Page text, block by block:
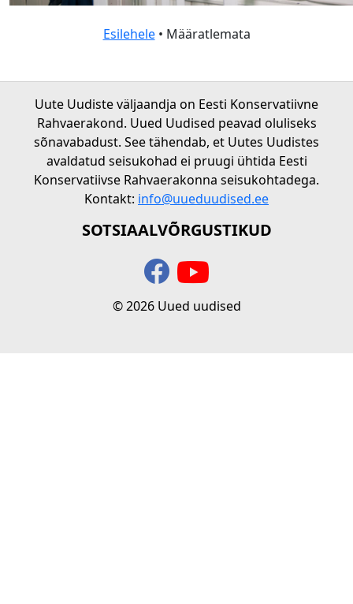
Esilehele• Määratlemata
Uute Uudiste väljaandja on Eesti Konservatiivne
Rahvaerakond. Uued Uudised peavad oluliseks
sõnavabadust. See tähendab, et Uutes Uudistes
avaldatud seisukohad ei pruugi ühtida Eesti
Konservatiivse Rahvaerakonna seisukohtadega.
Kontakt: info@uueduudised.ee
SOTSIAALVÕRGUSTIKUD
© 2026 Uued uudised